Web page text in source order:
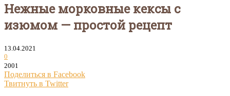
Нежные морковные кексы с
изюмом — простой рецепт
13.04.2021
0
2001
Поделиться в Facebook
Твитнуть в Twitter